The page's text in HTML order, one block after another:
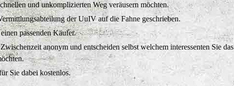
und unkomplizierten Weg veräusern möchten.
der UuIV auf die Fahne geschrieben.
passenden Käufer.
anonym und entscheiden selbst welchem interessenten Sie das
Sie dabei kostenlos.